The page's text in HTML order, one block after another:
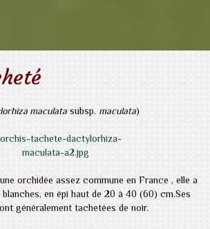
maculatasubsp.maculata)
orchidée assez commune en France , elle a
en épi haut de 20 à40 (60) cm.Ses
généralement tachetées de noir.